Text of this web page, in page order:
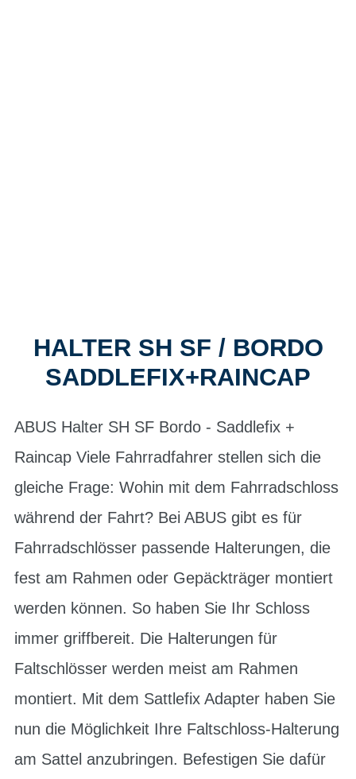
HALTER SH SF / BORDO
SADDLEFIX+RAINCAP
ABUS Halter SH SF Bordo - Saddlefix +
Raincap Viele Fahrradfahrer stellen sich die
gleiche Frage: Wohin mit dem Fahrradschloss
während der Fahrt? Bei ABUS gibt es für
Fahrradschlösser passende Halterungen, die
fest am Rahmen oder Gepäckträger montiert
werden können. So haben Sie Ihr Schloss
immer griffbereit. Die Halterungen für
Faltschlösser werden meist am Rahmen
montiert. Mit dem Sattlefix Adapter haben Sie
nun die Möglichkeit Ihre Faltschloss-Halterung
am Sattel anzubringen. Befestigen Sie dafür